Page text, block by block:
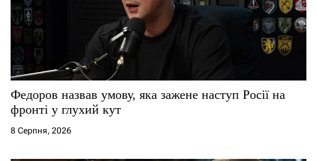
а
п
и
с
Федоров назвав умову, яка зажене наступ Росії на
фронті у глухий кут
8 Серпня, 2026